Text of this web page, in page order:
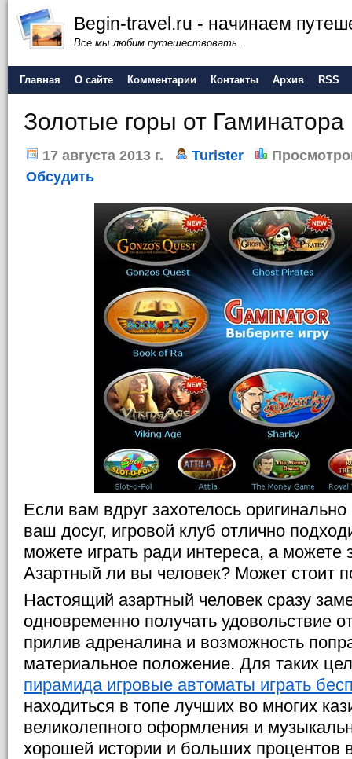
Begin-travel.ru - начинаем
Все мы любим путешествовать...
Главная О сайте Комментарии Контакты Архив RSS
Золотые горы от Гаминатора
17 августа 2013 г. Turister
Обсудить
Если вам вдруг захотелось
ваш досуг, игровой клуб отлично
можете играть ради интереса, а можете
Азартный ли вы человек? Может стоит
Настоящий азартный человек сразу
одновременно получать удовольствие
прилив адреналина и возможность
материальное положение. Для таких
пирамида игровые автоматы играть
находиться в топе лучших во многих
великолепного оформления и
хорошей истории и больших процентов